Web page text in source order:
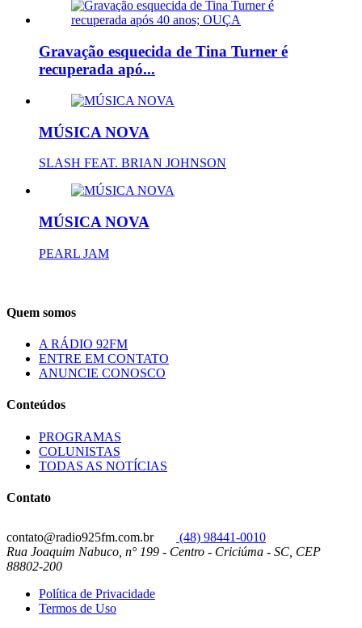
Gravação esquecida de Tina Turner é
recuperada apó...
MÚSICA NOVA
SLASH FEAT. BRIAN JOHNSON
MÚSICA NOVA
PEARL JAM
Quem somos
A RÁDIO 92FM
ENTRE EM CONTATO
ANUNCIE CONOSCO
Conteúdos
PROGRAMAS
COLUNISTAS
TODAS AS NOTÍCIAS
Contato
contato@radio925fm.com.br
(48) 98441-0010
Rua Joaquim Nabuco, n° 199 - Centro - Criciúma - SC, CEP
88802-200
Política de Privacidade
Termos de Uso